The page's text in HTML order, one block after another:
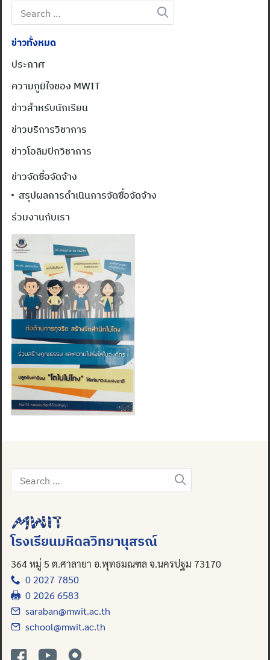
Search
for:
ข่าวทั้งหมด
ประกาศ
ความภูมิใจของ MWIT
ข่าวสำหรับนักเรียน
ข่าวบริการวิชาการ
ข่าวโอลิมปิกวิชาการ
ข่าวจัดซื้อจัดจ้าง
สรุปผลการดำเนินการจัดซื้อจัดจ้าง
ร่วมงานกับเรา
Search
for:
โรงเรียนมหิดลวิทยานุสรณ์
364 หมู่ 5 ต.ศาลายา อ.พุทธมณฑล จ.นครปฐม 73170
0 2027 7850
0 2026 6583
saraban@mwit.ac.th
school@mwit.ac.th